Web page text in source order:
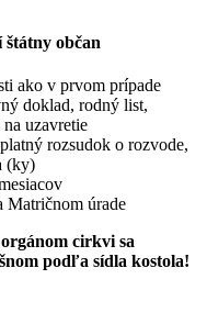
štátny občan
ako v prvom prípade
doklad, rodný list,
uzavretie
rozsudok o rozvode,
(ky)
Matričnom úrade
cirkvi sa
podľa sídla kostola!